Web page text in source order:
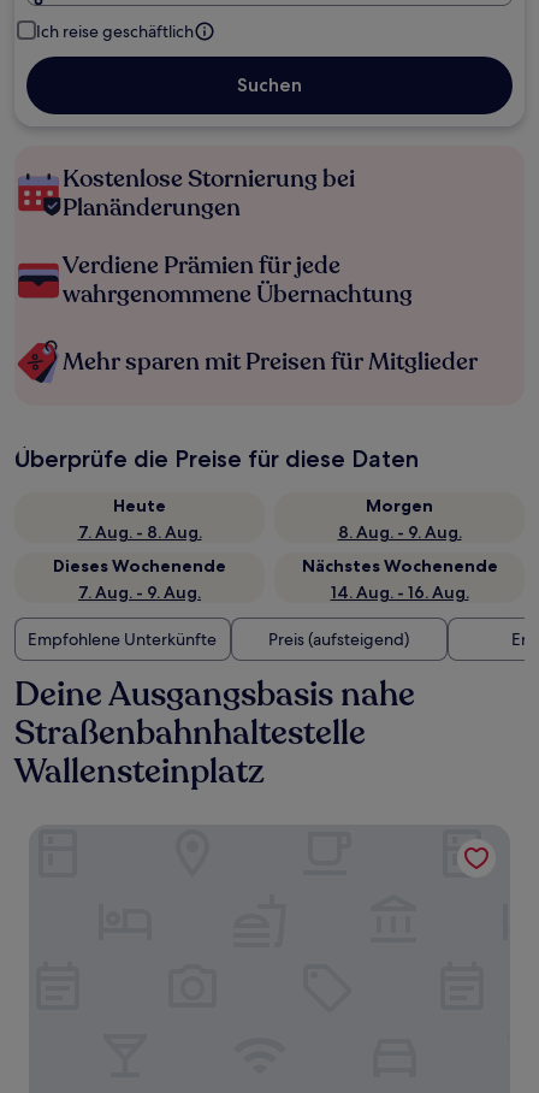
Ich reise geschäftlich
Suchen
Kostenlose Stornierung bei
Planänderungen
Verdiene Prämien für jede
wahrgenommene Übernachtung
Mehr sparen mit Preisen für Mitglieder
Überprüfe die Preise für diese Daten
Heute
7. Aug. - 8. Aug.
Morgen
8. Aug. - 9. Aug.
Dieses Wochenende
7. Aug. - 9. Aug.
Nächstes Wochenende
14. Aug. - 16. Aug.
Empfohlene Unterkünfte Preis (aufsteigend)
Deine Ausgangsbasis nahe
Straßenbahnhaltestelle
Wallensteinplatz